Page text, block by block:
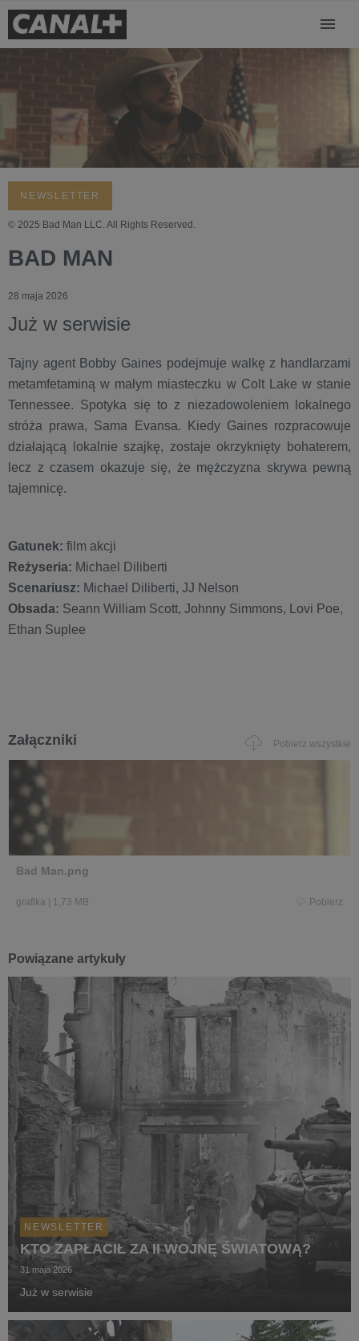
NEWSLETTER
© 2025 Bad Man LLC. All Rights Reserved.
BAD MAN
28 maja 2026
Już w serwisie
Tajny agent Bobby Gaines podejmuje walkę z handlarzami
metamfetaminą w małym miasteczku w Colt Lake w stanie
Tennessee. Spotyka się to z niezadowoleniem lokalnego
stróża prawa, Sama Evansa. Kiedy Gaines rozpracowuje
działającą lokalnie szajkę, zostaje okrzyknięty bohaterem,
lecz z czasem okazuje się, że mężczyzna skrywa pewną
tajemnicę.
Gatunek: film akcji
Reżyseria: Michael Diliberti
Scenariusz: Michael Diliberti, JJ Nelson
Obsada: Seann William Scott, Johnny Simmons, Lovi Poe,
Ethan Suplee
Załączniki Pobierz wszystkie
Bad Man.png
grafika 1,73 MB Pobierz
Powiązane artykuły
NEWSLETTER
KTO ZAPŁACIŁ ZA II WOJNĘ ŚWIATOWĄ?
31 maja 2026
Już w serwisie